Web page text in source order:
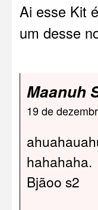
Ai esse Kit
um desse
Maanuh
19 de
hahahaha.
Bjãoo s2